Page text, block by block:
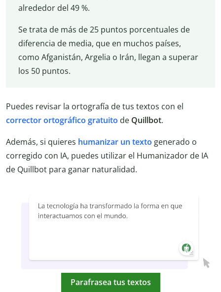
alrededor del 49 %.
Se trata de más de 25 puntos porcentuales de
diferencia de media, que en muchos países,
como Afganistán, Argelia o Irán, llegan a superar
los 50 puntos.
Puedes revisar la ortografía de tus textos con el
correctorortográfico gratuito de Quillbot.
Además, si quieres humanizar un texto generado o
corregido con IA, puedes utilizar el Humanizador de IA
de Quillbot para ganar naturalidad.
Parafrasea tus textos